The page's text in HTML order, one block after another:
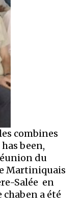
combines
been,
du
Martiniquais
Salée en
a été